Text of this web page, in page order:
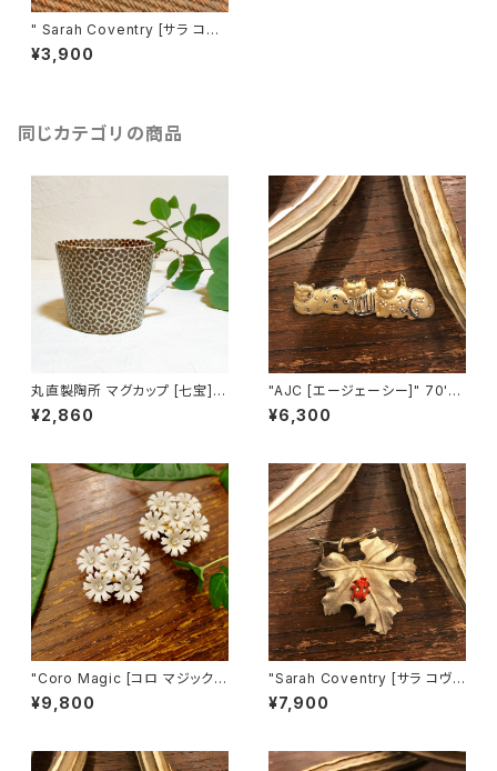
" Sarah Coventry [サラ コヴ
ェントリー] " 1972年 "Burgun
dy"シリーズ リンゴモチーフ ヴ
¥3,900
同じカテゴリの商品
丸直製陶所 マグカップ [七宝]
（茶）
¥2,860
"AJC [エージェーシー]" 70's-
80's ３匹の猫ちゃんが並んだヴ
¥6,300
"Coro Magic [コロ マジック]"
60's NY買い付け 可憐な白い
花束のような磁石留めヴィンテ
¥9,800
"Sarah Coventry [サラ コヴェ
ントリー]" 1966年『BIT O' Fa
ntasy』ヴィンテージブローチ
¥7,900